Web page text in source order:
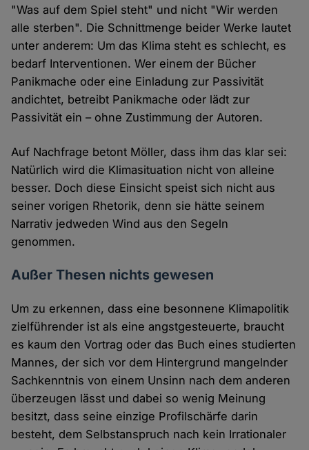
"Was auf dem Spiel steht" und nicht "Wir werden
alle sterben". Die Schnittmenge beider Werke lautet
unter anderem: Um das Klima steht es schlecht, es
bedarf Interventionen. Wer einem der Bücher
Panikmache oder eine Einladung zur Passivität
andichtet, betreibt Panikmache oder lädt zur
Passivität ein – ohne Zustimmung der Autoren.
Auf Nachfrage betont Möller, dass ihm das klar sei:
Natürlich wird die Klimasituation nicht von alleine
besser. Doch diese Einsicht speist sich nicht aus
seiner vorigen Rhetorik, denn sie hätte seinem
Narrativ jedweden Wind aus den Segeln
genommen.
Außer Thesen nichts gewesen
Um zu erkennen, dass eine besonnene Klimapolitik
zielführender ist als eine angstgesteuerte, braucht
es kaum den Vortrag oder das Buch eines studierten
Mannes, der sich vor dem Hintergrund mangelnder
Sachkenntnis von einem Unsinn nach dem anderen
überzeugen lässt und dabei so wenig Meinung
besitzt, dass seine einzige Profilschärfe darin
besteht, dem Selbstanspruch nach kein Irrationaler